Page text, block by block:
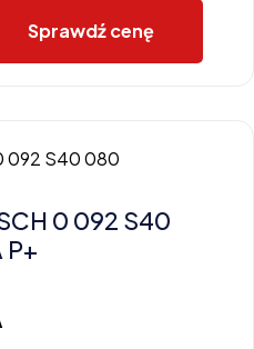
Sprawdź cenę
0 092 S40